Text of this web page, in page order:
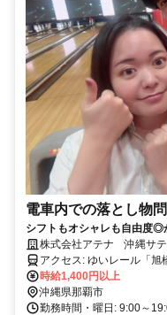
電車内での落とし物
シフトもオシャレも自由度◎
ビューさんも安心♪
株式会社アテナ 沖縄サテ
アクセス: ゆいレール「旭橋駅」から徒歩3分 車通勤・バイク通勤Ｏ
Ｋ(規定)
時給1,400円以上
沖縄県那覇市
勤務時間・曜日: 9:00～